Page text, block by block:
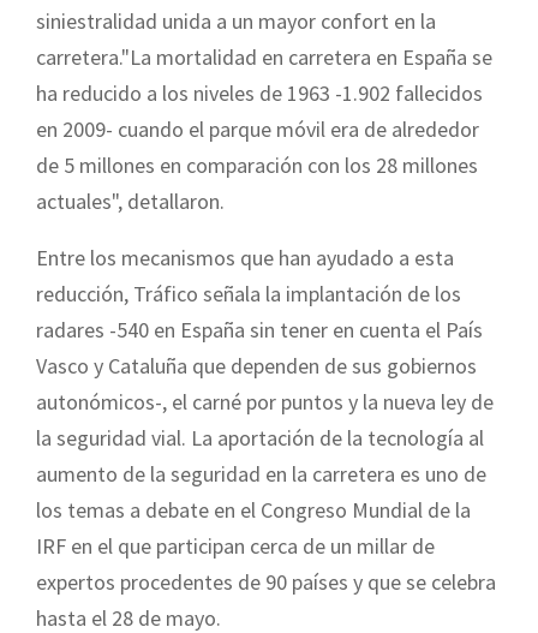
siniestralidad unida a un mayor confort en la
carretera."La mortalidad en carretera en España se
ha reducido a los niveles de 1963 -1.902 fallecidos
en 2009- cuando el parque móvil era de alrededor
de 5 millones en comparación con los 28 millones
actuales", detallaron.
Entre los mecanismos que han ayudado a esta
reducción, Tráfico señala la implantación de los
radares -540 en España sin tener en cuenta el País
Vasco y Cataluña que dependen de sus gobiernos
autonómicos-, el carné por puntos y la nueva ley de
la seguridad vial. La aportación de la tecnología al
aumento de la seguridad en la carretera es uno de
los temas a debate en el Congreso Mundial de la
IRF en el que participan cerca de un millar de
expertos procedentes de 90 países y que se celebra
hasta el 28 de mayo.